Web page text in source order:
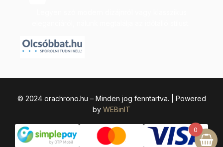
© 2024 orachrono.hu – Minden jog fenntartva. | Powered
by WEBinIT
0